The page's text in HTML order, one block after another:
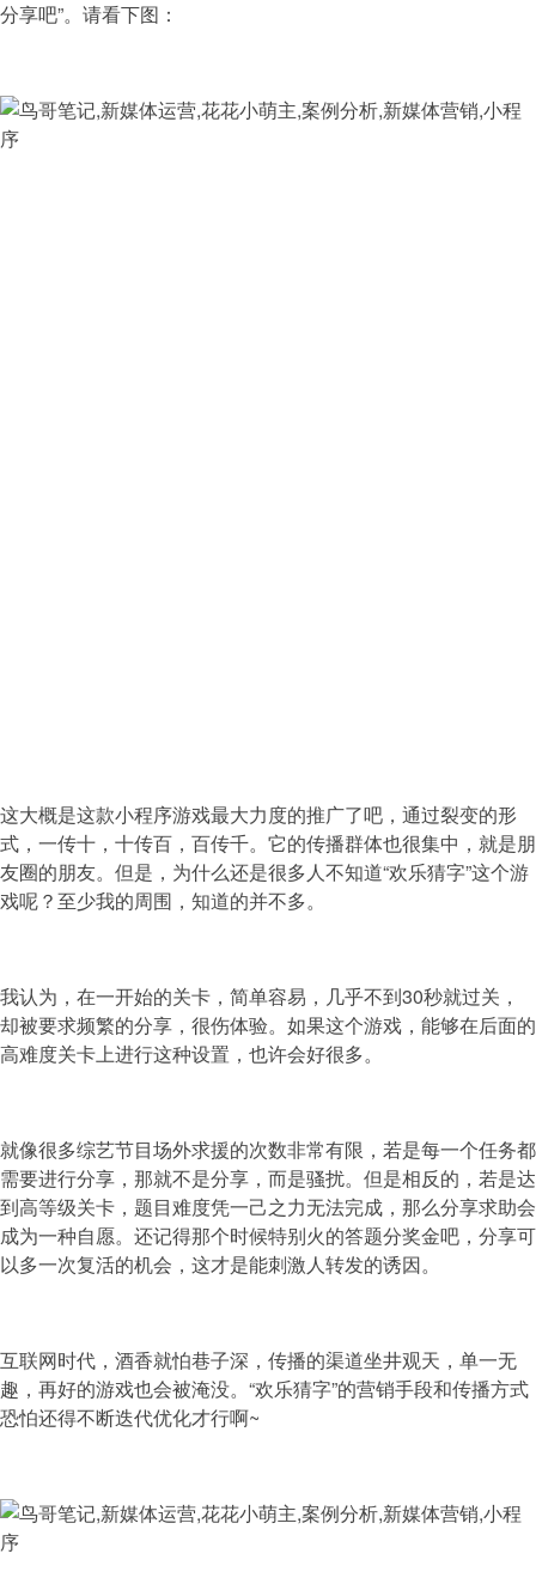
分享吧”。请看下图：
这大概是这款小程序游戏最大力度的推广了吧，通过裂变的形
式，一传十，十传百，百传千。它的传播群体也很集中，就是朋
友圈的朋友。但是，为什么还是很多人不知道“欢乐猜字”这个游
戏呢？至少我的周围，知道的并不多。
我认为，在一开始的关卡，简单容易，几乎不到30秒就过关，
却被要求频繁的分享，很伤体验。如果这个游戏，能够在后面的
高难度关卡上进行这种设置，也许会好很多。
就像很多综艺节目场外求援的次数非常有限，若是每一个任务都
需要进行分享，那就不是分享，而是骚扰。但是相反的，若是达
到高等级关卡，题目难度凭一己之力无法完成，那么分享求助会
成为一种自愿。还记得那个时候特别火的答题分奖金吧，分享可
以多一次复活的机会，这才是能刺激人转发的诱因。
互联网时代，酒香就怕巷子深，传播的渠道坐井观天，单一无
趣，再好的游戏也会被淹没。“欢乐猜字”的营销手段和传播方式
恐怕还得不断迭代优化才行啊~